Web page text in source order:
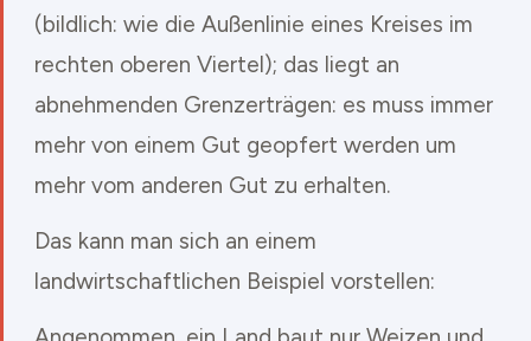
(bildlich: wie die Außenlinie eines Kreises im
rechten oberen Viertel); das liegt an
abnehmenden Grenzerträgen: es muss immer
mehr von einem Gut geopfert werden um
mehr vom anderen Gut zu erhalten.
Das kann man sich an einem
landwirtschaftlichen Beispiel vorstellen: